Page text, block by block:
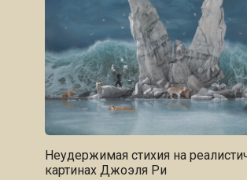
Неудержимая стихия на
картинах Джоэля Ри